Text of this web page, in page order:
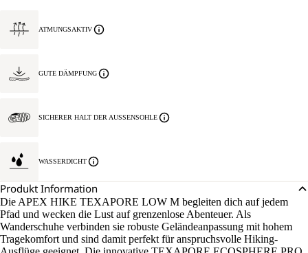
ATMUNGSAKTIV
GUTE DÄMPFUNG
SICHERER HALT DER AUSSENSOHLE
WASSERDICHT
Produkt Information
Die APEX HIKE TEXAPORE LOW M begleiten dich auf jedem
Pfad und wecken die Lust auf grenzenlose Abenteuer. Als
Wanderschuhe verbinden sie robuste Geländeanpassung mit hohem
Tragekomfort und sind damit perfekt für anspruchsvolle Hiking-